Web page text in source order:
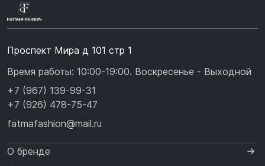
Проспект Мира д 101 стр 1
Время работы: 10:00-19:00. Воскресенье - Выходной
+7 (967) 139-99-31
+7 (926) 478-75-47
fatmafashion@mail.ru
О бренде